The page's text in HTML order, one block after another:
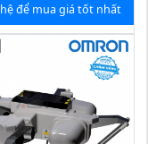
để mua giá tốt nhất